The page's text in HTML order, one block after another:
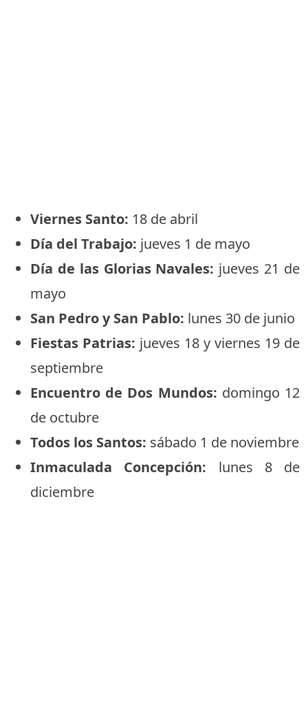
Viernes Santo: 18 de abril
Día del Trabajo: jueves 1 de mayo
Día de las Glorias Navales: jueves 21 de
mayo
San Pedro y San Pablo: lunes 30 de junio
Fiestas Patrias: jueves 18 y viernes 19 de
septiembre
Encuentro de Dos Mundos: domingo 12
de octubre
Todos los Santos: sábado 1 de noviembre
Inmaculada Concepción: lunes 8 de
diciembre